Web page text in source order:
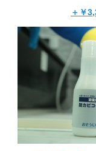
＋￥